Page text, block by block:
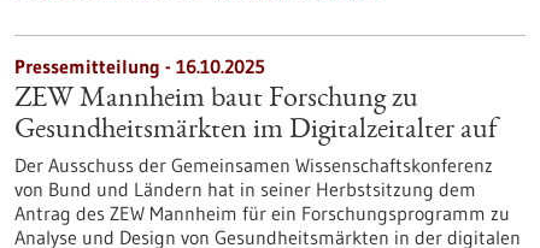
Pressemitteilung - 16.10.2025
ZEW Mannheim baut Forschung zu
Gesundheitsmärkten im Digitalzeitalter auf
Der Ausschuss der Gemeinsamen Wissenschaftskonferenz
von Bund und Ländern hat in seiner Herbstsitzung dem
Antrag des ZEW Mannheim für ein Forschungsprogramm zu
Analyse und Design von Gesundheitsmärkten in der digitalen